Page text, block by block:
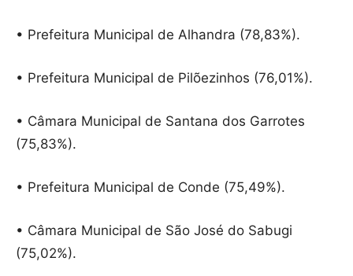
• Prefeitura Municipal de Alhandra (78,83%).
• Prefeitura Municipal de Pilõezinhos (76,01%).
• Câmara Municipal de Santana dos Garrotes
(75,83%).
• Prefeitura Municipal de Conde (75,49%).
• Câmara Municipal de São José do Sabugi
(75,02%).